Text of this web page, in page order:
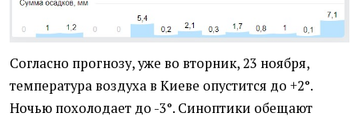
Согласно прогнозу, уже во вторник, 23 ноября,
температура воздуха в Киеве опустится до +2°.
Ночью похолодает до -3°. Синоптики обещают